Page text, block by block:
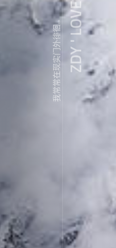
我常常在现实门外徘徊...ZDY ' LOVE